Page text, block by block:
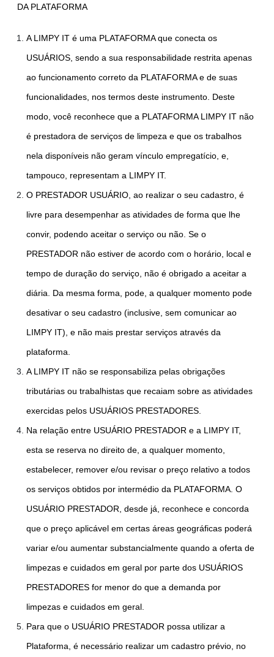
DA PLATAFORMA
A LIMPY IT é uma PLATAFORMA que conecta os
USUÁRIOS, sendo a sua responsabilidade restrita apenas
ao funcionamento correto da PLATAFORMA e de suas
funcionalidades, nos termos deste instrumento. Deste
modo, você reconhece que a PLATAFORMA LIMPY IT não
é prestadora de serviços de limpeza e que os trabalhos
nela disponíveis não geram vínculo empregatício, e,
tampouco, representam a LIMPY IT.
O PRESTADOR USUÁRIO, ao realizar o seu cadastro, é
livre para desempenhar as atividades de forma que lhe
convir, podendo aceitar o serviço ou não. Se o
PRESTADOR não estiver de acordo com o horário, local e
tempo de duração do serviço, não é obrigado a aceitar a
diária. Da mesma forma, pode, a qualquer momento pode
desativar o seu cadastro (inclusive, sem comunicar ao
LIMPY IT), e não mais prestar serviços através da
plataforma.
A LIMPY IT não se responsabiliza pelas obrigações
tributárias ou trabalhistas que recaiam sobre as atividades
exercidas pelos USUÁRIOS PRESTADORES.
Na relação entre USUÁRIO PRESTADOR e a LIMPY IT,
esta se reserva no direito de, a qualquer momento,
estabelecer, remover e/ou revisar o preço relativo a todos
os serviços obtidos por intermédio da PLATAFORMA. O
USUÁRIO PRESTADOR, desde já, reconhece e concorda
que o preço aplicável em certas áreas geográficas poderá
variar e/ou aumentar substancialmente quando a oferta de
limpezas e cuidados em geral por parte dos USUÁRIOS
PRESTADORES for menor do que a demanda por
limpezas e cuidados em geral.
Para que o USUÁRIO PRESTADOR possa utilizar a
Plataforma, é necessário realizar um cadastro prévio, no